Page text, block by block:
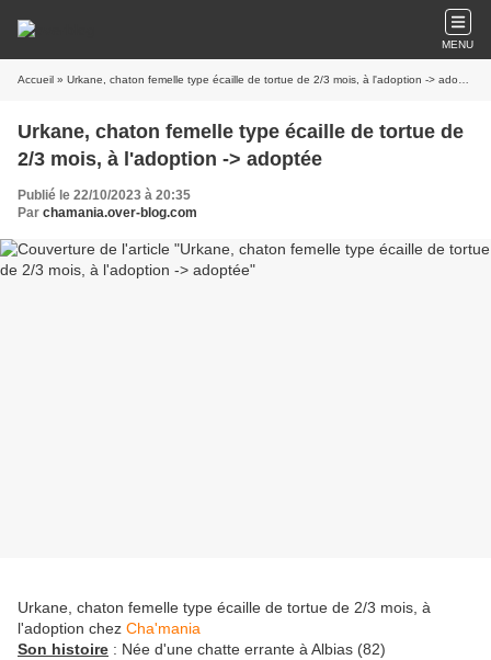
MENU
Accueil » Urkane, chaton femelle type écaille de tortue de 2/3 mois, à l'adoption -> adoptée
Urkane, chaton femelle type écaille de tortue de
2/3 mois, à l'adoption -> adoptée
Publié le 22/10/2023 à 20:35
Par chamania.over-blog.com
Urkane, chaton femelle type écaille de tortue de 2/3 mois, à
l'adoption chez Cha'mania
Son histoire : Née d'une chatte errante à Albias (82)